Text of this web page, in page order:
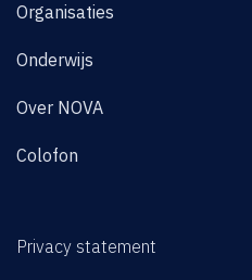
Organisaties
Onderwijs
Over NOVA
Colofon
Privacy statement